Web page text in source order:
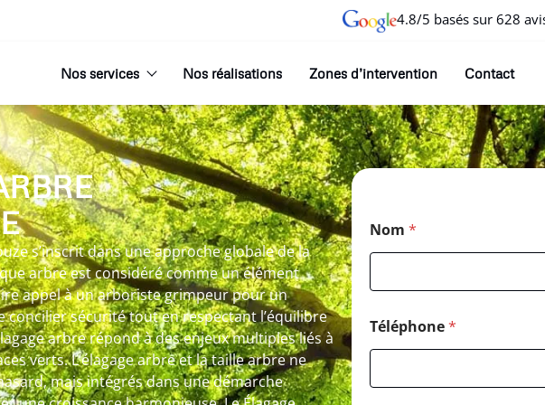
4.8/5 basés sur 628
Nos services Nos réalisations Zones d’intervention Contact
s’inscrit dans une approche globale de la
arbre est considéré comme un élément
appel à un arboriste grimpeur pour un
concilier sécurité tout en respectant l’équilibre
arbre répond à des enjeux multiples liés à
verts. L’élagage arbre et la taille arbre ne
mais intégrés dans une démarche
Nom *
Téléphone*